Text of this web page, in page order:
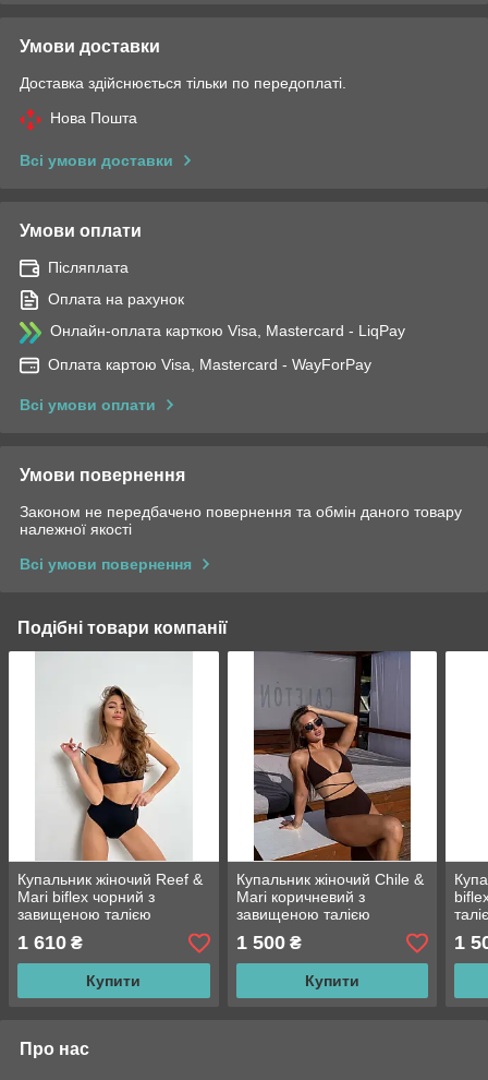
Умови доставки
Доставка здійснюється тільки по передоплаті.
Нова Пошта
Всі умови доставки
Умови оплати
Післяплата
Оплата на рахунок
Онлайн-оплата карткою Visa, Mastercard - LiqPay
Оплата картою Visa, Mastercard - WayForPay
Всі умови оплати
Умови повернення
Законом не передбачено повернення та обмін даного товару
належної якості
Всі умови повернення
Подібні товари компанії
Купальник жіночий Reef &
Mari biflex чорний з
завищеною талією
1 610 ₴
Купити
Купальник жіночий Chile &
Mari коричневий з
завищеною талією
1 500₴
Купити
1
Про нас